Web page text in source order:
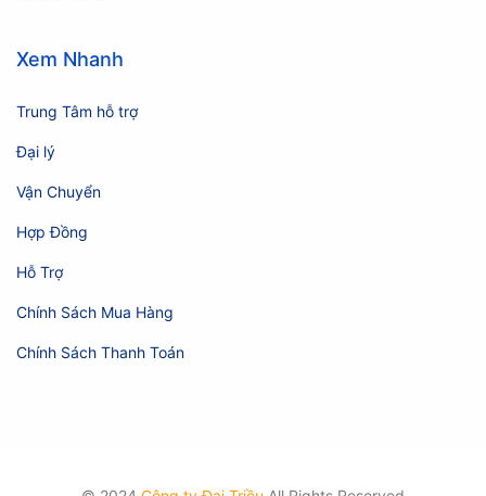
Xem Nhanh
Trung Tâm hỗ trợ
Đại lý
Vận Chuyển
Hợp Đồng
Hỗ Trợ
Chính Sách Mua Hàng
Chính Sách Thanh Toán